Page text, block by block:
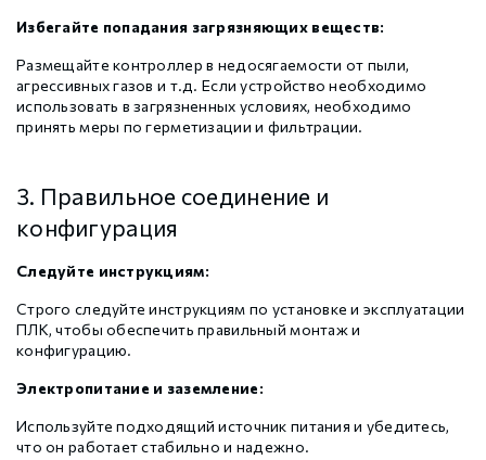
Избегайте попадания загрязняющих веществ:
Размещайте контроллер в недосягаемости от пыли,
агрессивных газов и т.д. Если устройство необходимо
использовать в загрязненных условиях, необходимо
принять меры по герметизации и фильтрации.
3. Правильное соединение и
конфигурация
Следуйте инструкциям:
Строго следуйте инструкциям по установке и эксплуатации
ПЛК, чтобы обеспечить правильный монтаж и
конфигурацию.
Электропитание и заземление:
Используйте подходящий источник питания и убедитесь,
что он работает стабильно и надежно.